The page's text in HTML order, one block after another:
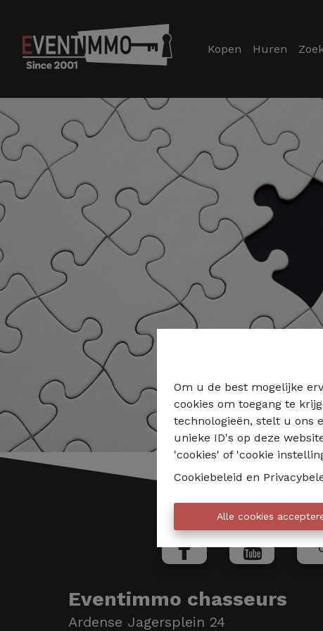
Om u de best mogelijke
cookies om toegang te
technologieën, stelt u ons
unieke ID's op deze
'cookies' of 'cookie
Cookiebeleid en
Alle cookies
Kopen Huren
Eventimmo chasseurs
Ardense Jagersplein 24